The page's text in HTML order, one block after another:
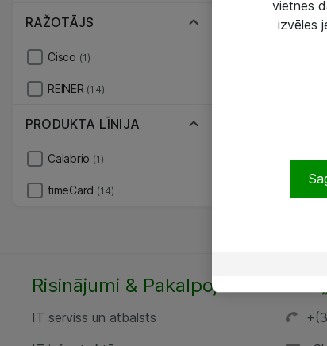
RAŽOTĀJS
Cisco (1)
REINER (14)
PRODUKTA LĪNIJA
Calabrio (1)
timeCard (14)
Risinājumi & Pakalpojumi
IT serviss un atbalsts
vietnes
izvēles